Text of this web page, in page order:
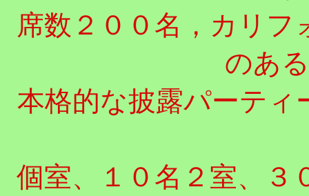
席数２００名，カリ
のあ
本格的な披露パーティ
個室、１０名２室、